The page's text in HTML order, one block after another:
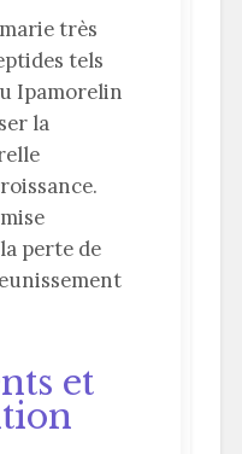
très
tels
Ipamorelin
la
perte de
et